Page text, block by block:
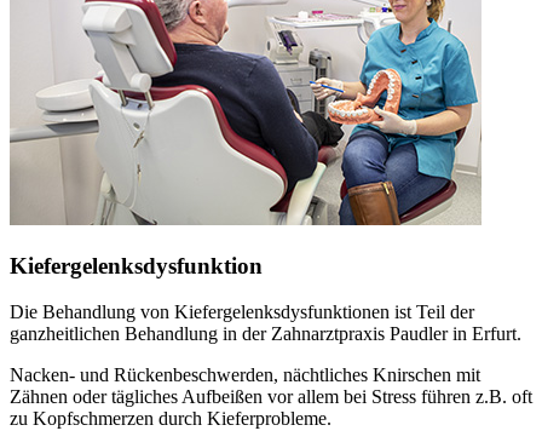
Kiefergelenksdysfunktion
Die Behandlung von Kiefergelenksdysfunktionen ist Teil der
ganzheitlichen Behandlung in der Zahnarztpraxis Paudler in Erfurt.
Nacken- und Rückenbeschwerden, nächtliches Knirschen mit
Zähnen oder tägliches Aufbeißen vor allem bei Stress führen z.B. oft
zu Kopfschmerzen durch Kieferprobleme.